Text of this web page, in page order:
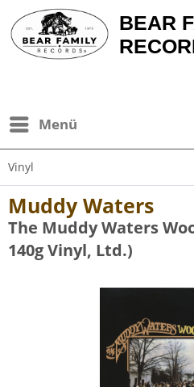
BEAR
Menü
Vinyl
Muddy Waters
The Muddy Waters
140g Vinyl, Ltd.)